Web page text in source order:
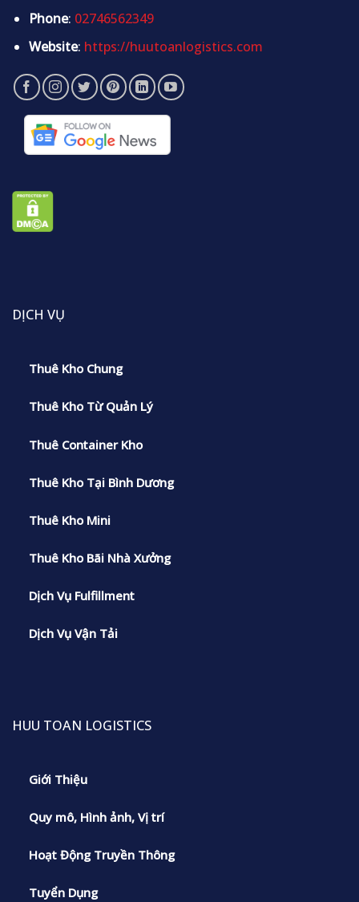
Phone: 02746562349
Website: https://huutoanlogistics.com
DỊCH VỤ
Thuê Kho Chung
Thuê Kho Từ Quản Lý
Thuê Container Kho
Thuê Kho Tại Bình Dương
Thuê Kho Mini
Thuê Kho Bãi Nhà Xưởng
Dịch Vụ Fulfillment
Dịch Vụ Vận Tải
HUU TOAN LOGISTICS
Giới Thiệu
Quy mô, Hình ảnh, Vị trí
Hoạt Động Truyền Thông
Tuyển Dụng